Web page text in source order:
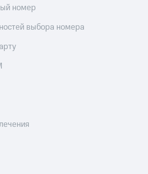
номер
выбора номера